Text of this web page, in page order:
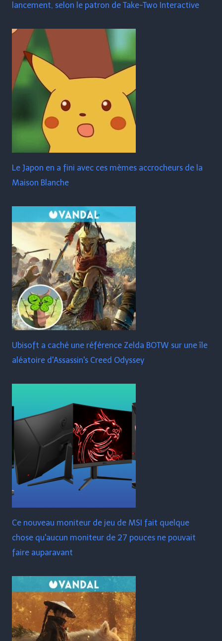
lancement, selon le patron de Take-Two Interactive
Le Japon en a fini avec ces mèmes accrocheurs de la
Maison Blanche
Ubisoft a caché une référence Zelda BOTW sur une île
aléatoire d'Assassin's Creed Odyssey
Ce nouveau moniteur de jeu de MSI fait quelque
chose qu'aucun moniteur de 27 pouces ne pouvait
faire auparavant